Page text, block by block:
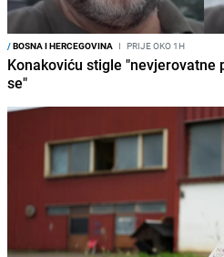
/BOSNA I HERCEGOVINA I PRIJE OKO 1H
Konakoviću stigle "nevjerovatne
se"